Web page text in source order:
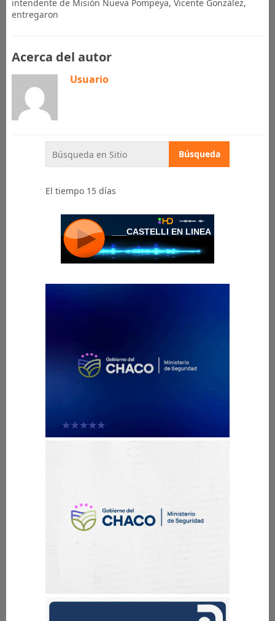
intendente de Misión Nueva Pompeya, Vicente González,
entregaron
Acerca del autor
Usuario
El tiempo 15 días